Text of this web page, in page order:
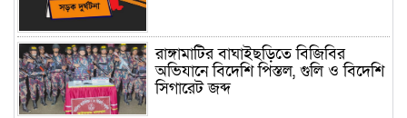
রাঙ্গামাটির বাঘাইছড়িতে বিজিবির
অভিযানে বিদেশি পিস্তল, গুলি ও বিদেশি
সিগারেট জব্দ